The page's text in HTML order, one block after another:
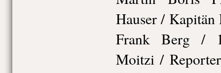
Hauser / Kapitän
Frank Berg /
Moitzi /